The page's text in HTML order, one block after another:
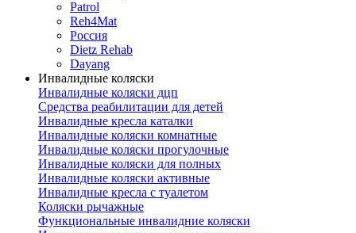
Patrol
Reh4Mat
Россия
Dietz Rehab
Dayang
Инвалидные коляски
Инвалидные коляски дцп
Средства реабилитации для детей
Инвалидные кресла каталки
Инвалидные коляски комнатные
Инвалидные коляски прогулочные
Инвалидные коляски для полных
Инвалидные коляски активные
Инвалидные кресла с туалетом
Коляски рычажные
Функциональные инвалидние коляски